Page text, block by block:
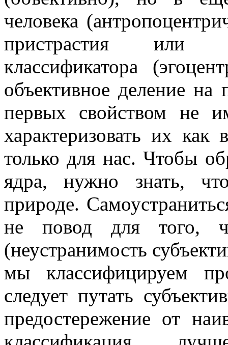
человека
пристрастия или
классификатора
объективное деление на
первых свойством не
характеризовать их
только для нас. Чтобы
ядра, нужно знать,
природе.
не повод для того,
(неустранимость
мы классифицируем
следует путать
предостережение от